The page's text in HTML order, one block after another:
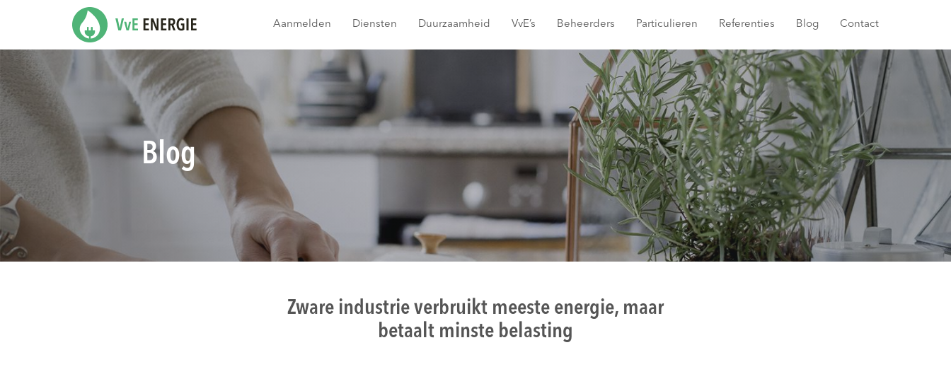
Aanmelden Diensten Duurzaamheid VvE’s Beheerders Particulieren Referenties Blog Contact
Blog
Zware industrie verbruikt meeste energie, maar
betaalt minste belasting